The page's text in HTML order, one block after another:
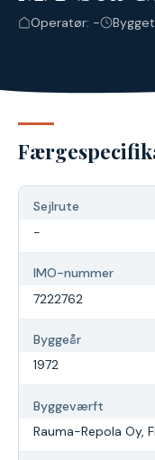
Operatør: -
Sejlrute
-
IMO-nummer
7222762
Byggeår
1972
Byggeværft
Rauma-Repola Oy,